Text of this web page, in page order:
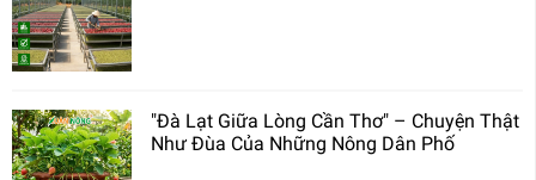
"Đà Lạt Giữa Lòng Cần Thơ" – Chuyện Thật
Như Đùa Của Những Nông Dân Phố